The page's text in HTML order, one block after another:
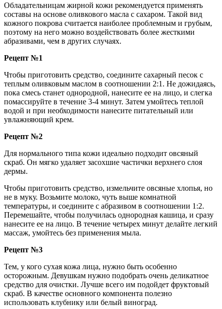
Обладательницам жирной кожи рекомендуется применять
составы на основе оливкового масла с сахаром. Такой вид
кожного покрова считается наиболее проблемным и грубым,
поэтому на него можно воздействовать более жесткими
абразивами, чем в других случаях.
Рецепт №1
Чтобы приготовить средство, соедините сахарный песок с
теплым оливковым маслом в соотношении 2:1. Не дожидаясь,
пока смесь станет однородной, нанесите ее на лицо, и слегка
помассируйте в течение 3-4 минут. Затем умойтесь теплой
водой и при необходимости нанесите питательный или
увлажняющий крем.
Рецепт №2
Для нормального типа кожи идеально подходит овсяный
скраб. Он мягко удаляет засохшие частички верхнего слоя
дермы.
Чтобы приготовить средство, измельчите овсяные хлопья, но
не в муку. Возьмите молоко, чуть выше комнатной
температуры, и соедините с абразивом в соотношении 1:2.
Перемешайте, чтобы получилась однородная кашица, и сразу
нанесите ее на лицо. В течение четырех минут делайте легкий
массаж, умойтесь без применения мыла.
Рецепт №3
Тем, у кого сухая кожа лица, нужно быть особенно
осторожным. Девушкам нужно подобрать очень деликатное
средство для очистки. Лучше всего им подойдет фруктовый
скраб. В качестве основного компонента полезно
использовать клубнику или белый виноград.